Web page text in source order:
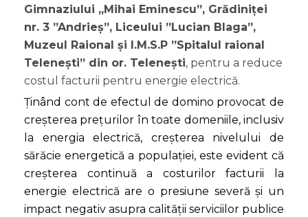
Gimnaziului „Mihai Eminescu”, Grădiniței
nr. 3 ”Andrieș”, Liceului ”Lucian Blaga”,
Muzeul Raional și I.M.S.P ”Spitalul raional
Telenești” din or. Telenești, pentru a reduce
costul facturii pentru energie electrică.
Ținând cont de efectul de domino provocat de
creșterea prețurilor în toate domeniile, inclusiv
la energia electrică, creșterea nivelului de
sărăcie energetică a populației, este evident că
creșterea continuă a costurilor facturii la
energie electrică are o presiune severă și un
impact negativ asupra calității serviciilor publice